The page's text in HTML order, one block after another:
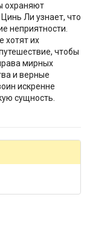
охраняют
Ли узнает, что
неприятности.
хотят их
чтобы
мирных
и верные
искренне
сущность.